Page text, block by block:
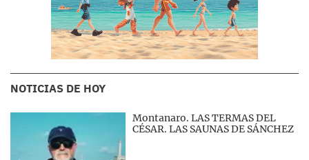
NOTICIAS DE HOY
Montanaro. LAS TERMAS DEL
CÉSAR. LAS SAUNAS DE SÁNCHEZ